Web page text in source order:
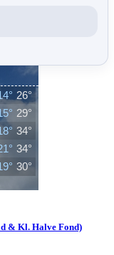
& Kl. Halve Fond)